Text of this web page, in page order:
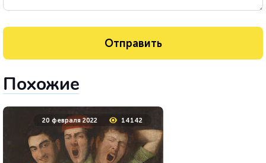
Похожие
20 февраля 2022 14142